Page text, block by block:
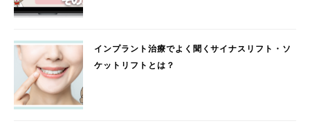
インプラント治療でよく聞くサイナスリフト・ソ
ケットリフトとは？